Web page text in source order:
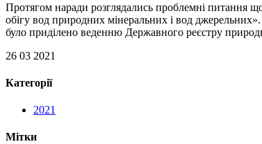
Протягом наради розглядались проблемні питання
обігу вод природних мінеральних і вод
було приділено веденню Державного реєстру
26 03 2021
Категорії
2021
Мітки